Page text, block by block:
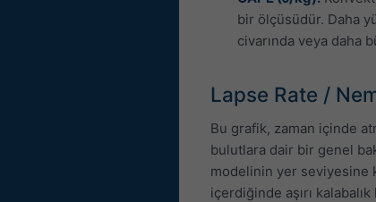
bir ölçüsüdür. Daha
civarında veya daha
Lapse Rate /
Bu grafik, zaman içinde
bulutlara dair bir genel
modelinin yer seviyesine
içerdiğinde aşırı